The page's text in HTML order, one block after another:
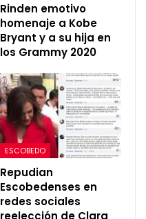
Rinden emotivo
homenaje a Kobe
Bryant y a su hija en
los Grammy 2020
ESCOBEDO
Repudian
Escobedenses en
redes sociales
reelección de Clara